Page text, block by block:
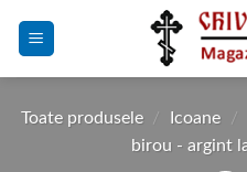
Toate produsele / Icoane /
birou - argint